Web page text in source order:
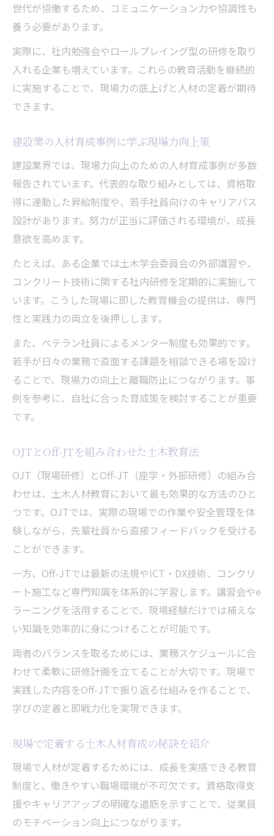
世代が協働するため、コミュニケーション力や協調性も
養う必要があります。
実際に、社内勉強会やロールプレイング型の研修を取り
入れる企業も増えています。これらの教育活動を継続的
に実施することで、現場力の底上げと人材の定着が期待
できます。
建設業の人材育成事例に学ぶ現場力向上策
建設業界では、現場力向上のための人材育成事例が多数
報告されています。代表的な取り組みとしては、資格取
得に連動した昇給制度や、若手社員向けのキャリアパス
設計があります。努力が正当に評価される環境が、成長
意欲を高めます。
たとえば、ある企業では土木学会委員会の外部講習や、
コンクリート技術に関する社内研修を定期的に実施して
います。こうした現場に即した教育機会の提供は、専門
性と実践力の両立を後押しします。
また、ベテラン社員によるメンター制度も効果的です。
若手が日々の業務で直面する課題を相談できる場を設け
ることで、現場力の向上と離職防止につながります。事
例を参考に、自社に合った育成策を検討することが重要
です。
OJTとOff-JTを組み合わせた土木教育法
OJT（現場研修）とOff-JT（座学・外部研修）の組み合
わせは、土木人材教育において最も効果的な方法のひと
つです。OJTでは、実際の現場での作業や安全管理を体
験しながら、先輩社員から直接フィードバックを受ける
ことができます。
一方、Off-JTでは最新の法規やICT・DX技術、コンクリ
ート施工など専門知識を体系的に学習します。講習会やe
ラーニングを活用することで、現場経験だけでは補えな
い知識を効率的に身につけることが可能です。
両者のバランスを取るためには、業務スケジュールに合
わせて柔軟に研修計画を立てることが大切です。現場で
実践した内容をOff-JTで振り返る仕組みを作ることで、
学びの定着と即戦力化を実現できます。
現場で定着する土木人材育成の秘訣を紹介
現場で人材が定着するためには、成長を実感できる教育
制度と、働きやすい職場環境が不可欠です。資格取得支
援やキャリアアップの明確な道筋を示すことで、従業員
のモチベーション向上につながります。